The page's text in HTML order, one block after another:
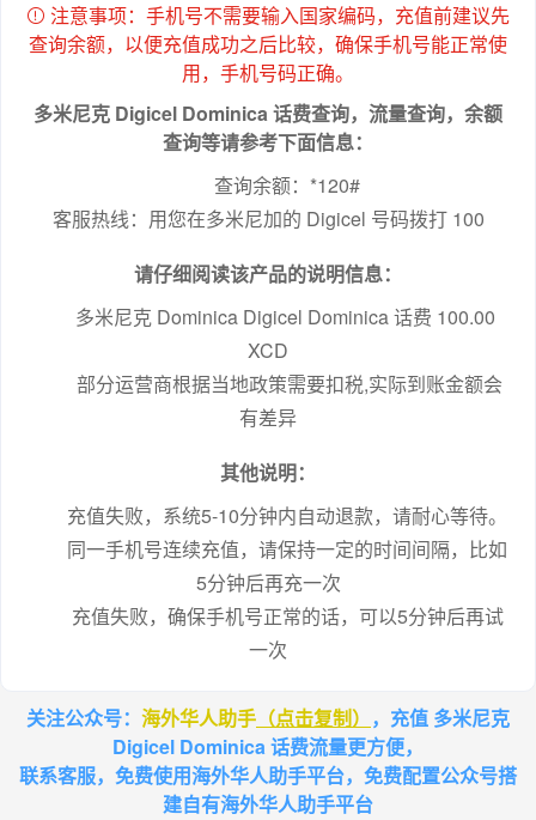
注意事项：手机号不需要输入国家编码，充值前建议先
查询余额，以便充值成功之后比较，确保手机号能正常使
用，手机号码正确。
多米尼克 Digicel Dominica 话费查询，流量查询，余额
查询等请参考下面信息：
查询余额：*120#
客服热线：用您在多米尼加的 Digicel 号码拨打 100
请仔细阅读该产品的说明信息：
多米尼克 Dominica Digicel Dominica 话费 100.00
XCD
有差异
其他说明：
充值失败，系统5-10分钟内自动退款，请耐心等待。
同一手机号连续充值，请保持一定的时间间隔，比如
5分钟后再充一次
充值失败，确保手机号正常的话，可以5分钟后再试
一次
关注公众号： 海外华人助手 （点击复制） ，充值 多米尼克
Digicel Dominica 话费流量更方便，
联系客服，免费使用海外华人助手平台，免费配置公众号搭
建自有海外华人助手平台